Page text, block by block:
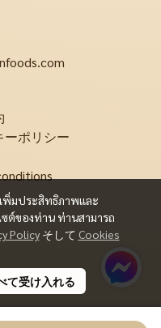
พิ่มประสิทธิภาพและ
ต์ของท่าน ท่านสามารถ
Policy そして Cookies
て受け入れる
ーポリシー